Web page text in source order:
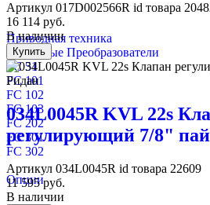
Приводная техника
Частотные Преобразователи
FC 51
FC 101
FC 102
FC 103
FC 202
FC 301
FC 302
Опции
Артикул 017D002566R id товара
16 114 руб.
В наличии
Купить
034L0045R KVL 22s
регулирующий 7/8"
Артикул 034L0045R id товара 22609
11 595руб.
В наличии